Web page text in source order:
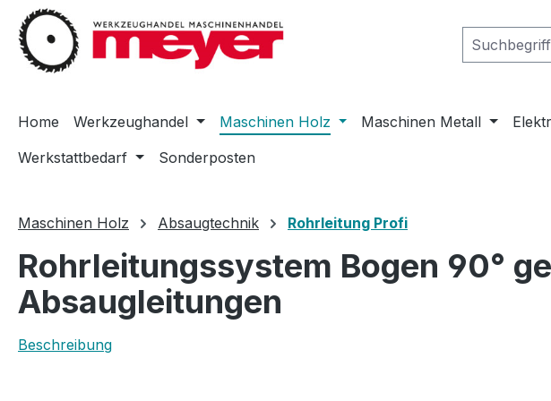
Hauptinhalt springen
Zur Suche springen
Zur Hauptnavigation springen
Home Werkzeughandel Maschinen Holz Maschinen Metall
Werkstattbedarf
Sonderposten
Maschinen Holz Absaugtechnik Rohrleitung Profi
Rohrleitungssystem Bogen 90°
Absaugleitungen
Beschreibung